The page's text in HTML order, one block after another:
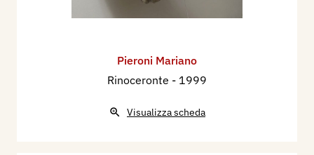
Pieroni Mariano
Rinoceronte - 1999
Visualizza scheda